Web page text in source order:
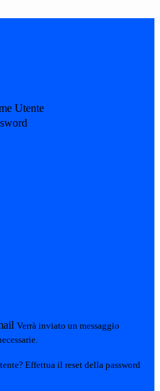
Utente
Verrà inviato un messaggio
Effettua il reset della password